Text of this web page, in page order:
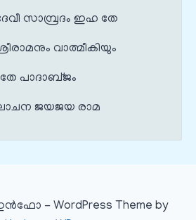
സാമ്പ്രദം ഇഹ തേ
വാത്മീകിയും
തേ പാദാബ്ജം
ജയജയ രാമ
- WordPress Theme by